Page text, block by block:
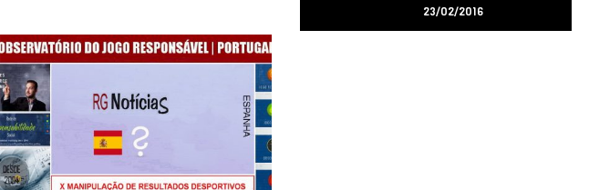
23/02/2016